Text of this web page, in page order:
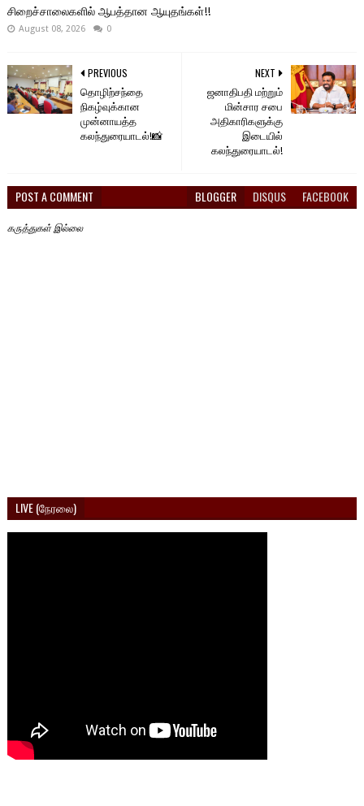
சிறைச்சாலைகளில் ஆபத்தான ஆயுதங்கள்!!
August 08, 2026 0
NEXT
ஜனாதிபதி மற்றும்
மின்சார சபை
அதிகாரிகளுக்கு
இடையில்
கலந்துரையாடல்!
PREVIOUS
தொழிற்சந்தை
நிகழ்வுக்கான
முன்னாயத்த
கலந்துரையாடல்!📸
POST A COMMENT BLOGGER DISQUS FACEBOOK
கருத்துகள் இல்லை
LIVE (நேரலை)